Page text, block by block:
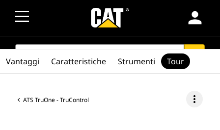
person
SEARCH search
ATS TruOne - TruControl more_vert
Vantaggi Caratteristiche Strumenti Tour